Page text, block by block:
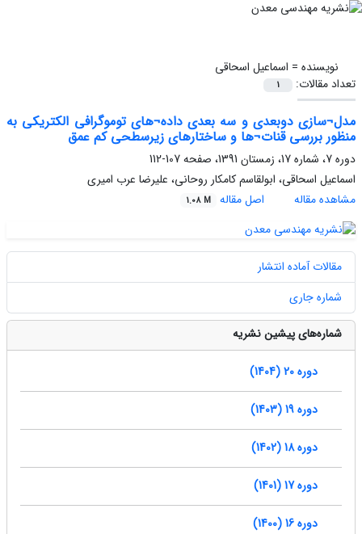
نویسنده = اسماعیل اسحاقی
تعداد مقالات:
1
مدل¬سازی دوبعدی و سه بعدی داده¬های توموگرافی الکتریکی به
منظور بررسی قنات¬ها و ساختارهای زیرسطحی کم عمق
دوره 7، شماره 17، زمستان 1391، صفحه
107-112
اسماعیل اسحاقی، ابولقاسم کامکار روحانی، علیرضا عرب امیری
مشاهده مقاله
اصل مقاله 1.08 M
مقالات آماده انتشار
شماره جاری
شماره‌های پیشین نشریه
دوره 20 (1404)
دوره 19 (1403)
دوره 18 (1402)
دوره 17 (1401)
دوره 16 (1400)